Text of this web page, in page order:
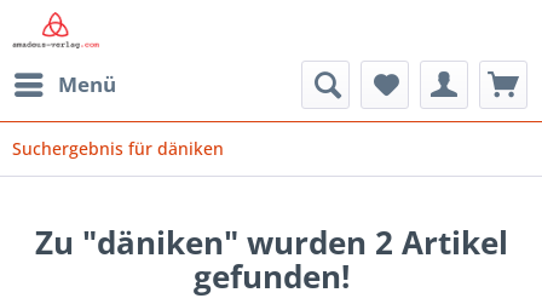
Menü
Suchergebnis für däniken
Zu "däniken" wurden 2 Artikel
gefunden!